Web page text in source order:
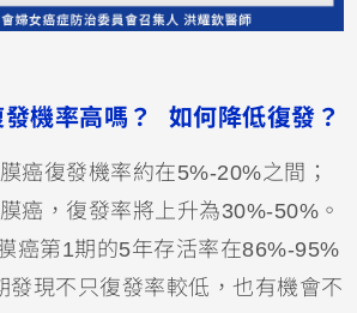
機率高嗎？ 如何降低復發？
癌復發機率約在5%-20%之間；
癌，復發率將上升為30%-50%。
癌第1期的5年存活率在86%-95%
發現不只復發率較低，也有機會不